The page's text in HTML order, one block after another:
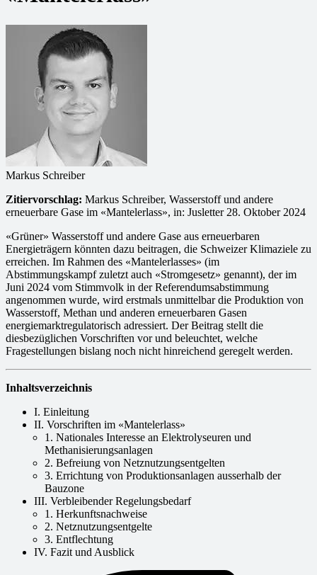
Markus Schreiber
Zitiervorschlag: Markus Schreiber, Wasserstoff und andere
erneuerbare Gase im «Mantelerlass», in: Jusletter 28. Oktober 2024
«Grüner» Wasserstoff und andere Gase aus erneuerbaren
Energieträgern könnten dazu beitragen, die Schweizer Klimaziele zu
erreichen. Im Rahmen des «Mantelerlasses» (im
Abstimmungskampf zuletzt auch «Stromgesetz» genannt), der im
Juni 2024 vom Stimmvolk in der Referendumsabstimmung
angenommen wurde, wird erstmals unmittelbar die Produktion von
Wasserstoff, Methan und anderen erneuerbaren Gasen
energiemarktregulatorisch adressiert. Der Beitrag stellt die
diesbezüglichen Vorschriften vor und beleuchtet, welche
Fragestellungen bislang noch nicht hinreichend geregelt werden.
Inhaltsverzeichnis
I. Einleitung
II. Vorschriften im «Mantelerlass»
1. Nationales Interesse an Elektrolyseuren und
Methanisierungsanlagen
2. Befreiung von Netznutzungsentgelten
3. Errichtung von Produktionsanlagen ausserhalb der
Bauzone
III. Verbleibender Regelungsbedarf
1. Herkunftsnachweise
2. Netznutzungsentgelte
3. Entflechtung
IV. Fazit und Ausblick